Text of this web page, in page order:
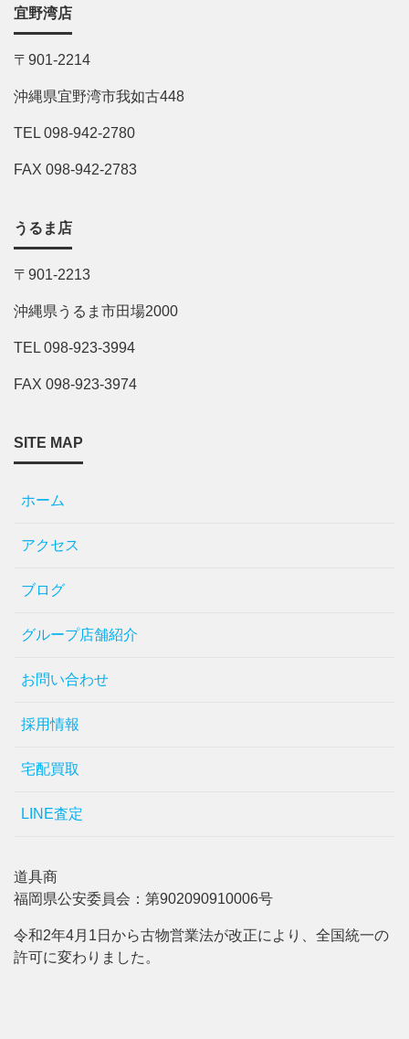
宜野湾店
〒901-2214
沖縄県宜野湾市我如古448
TEL 098-942-2780
FAX 098-942-2783
うるま店
〒901-2213
沖縄県うるま市田場2000
TEL 098-923-3994
FAX 098-923-3974
SITE MAP
ホーム
アクセス
ブログ
グループ店舗紹介
お問い合わせ
採用情報
宅配買取
LINE査定
道具商
福岡県公安委員会：第902090910006号
令和2年4月1日から古物営業法が改正により、全国統一の
許可に変わりました。